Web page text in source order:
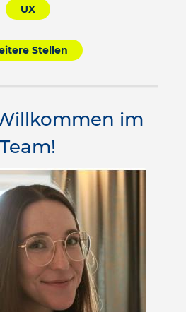
UX
Stellen
im
Team!